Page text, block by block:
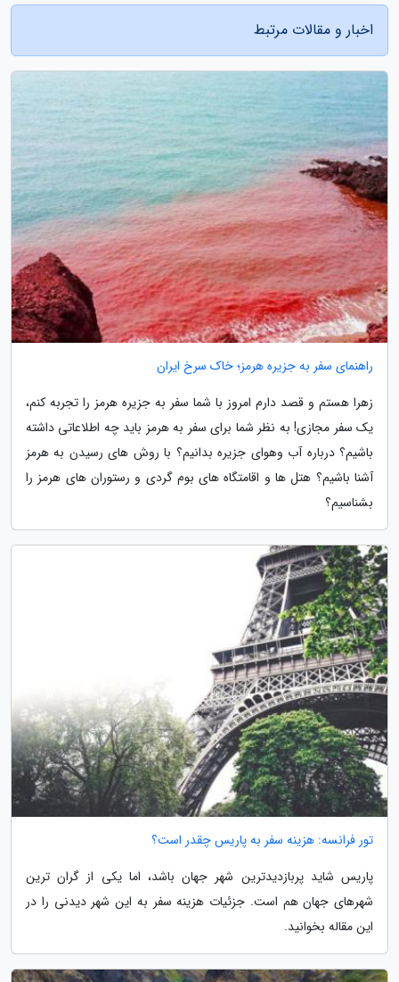
اخبار و مقالات مرتبط
راهنمای سفر به جزیره هرمز؛ خاک سرخ ایران
زهرا هستم و قصد دارم امروز با شما سفر به جزیره هرمز را تجربه کنم،
یک سفر مجازی! به نظر شما برای سفر به هرمز باید چه اطلاعاتی داشته
باشیم؟ درباره آب وهوای جزیره بدانیم؟ با روش های رسیدن به هرمز
آشنا باشیم؟ هتل ها و اقامتگاه های بوم گردی و رستوران های هرمز را
بشناسیم؟
تور فرانسه: هزینه سفر به پاریس چقدر است؟
پاریس شاید پربازدیدترین شهر جهان باشد، اما یکی از گران ترین
شهرهای جهان هم است. جزئیات هزینه سفر به این شهر دیدنی را در
این مقاله بخوانید.